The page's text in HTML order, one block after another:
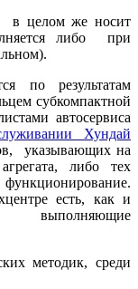
в целом же носит
либо при
по результатам
субкомпактной
автосервиса
Хундай
указывающих на
либо тех
есть, как и
выполняющие
методик, среди